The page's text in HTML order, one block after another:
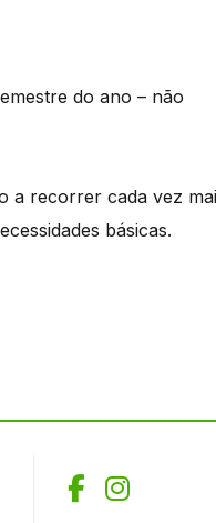
do ano – não
a recorrer cada vez
básicas.
Facebook